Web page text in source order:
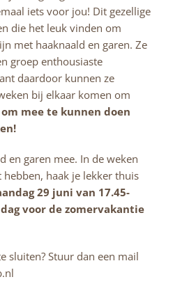
iets voor jou! Dit gezellige
die het leuk vinden om
met haaknaald en garen. Ze
groep enthousiaste
daardoor kunnen ze
bij elkaar komen om
mee te kunnen doen
en garen mee. In de weken
haak je lekker thuis
29 juni van 17.45-
voor de zomervakantie
sluiten? Stuur dan een mail